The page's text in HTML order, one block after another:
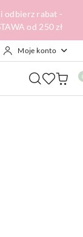
odbierz rabat -
od 250 zł
Moje konto